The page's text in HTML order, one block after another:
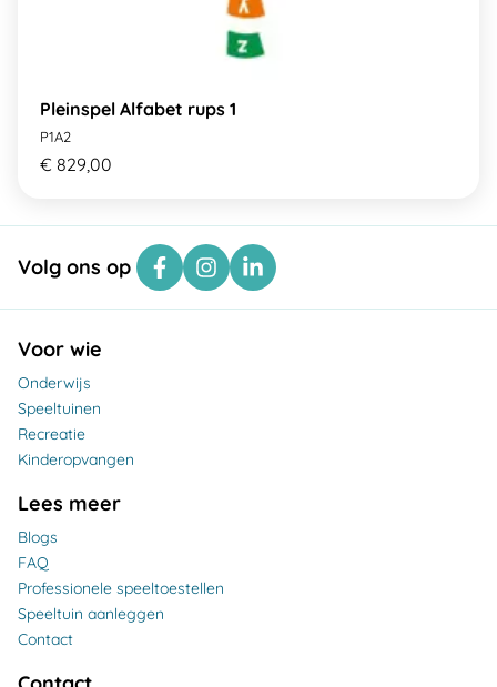
Pleinspel Alfabet rups 1
P1A2
€ 829,00
Volg ons op
Voor wie
Onderwijs
Speeltuinen
Recreatie
Kinderopvangen
Lees meer
Blogs
FAQ
Professionele speeltoestellen
Speeltuin aanleggen
Contact